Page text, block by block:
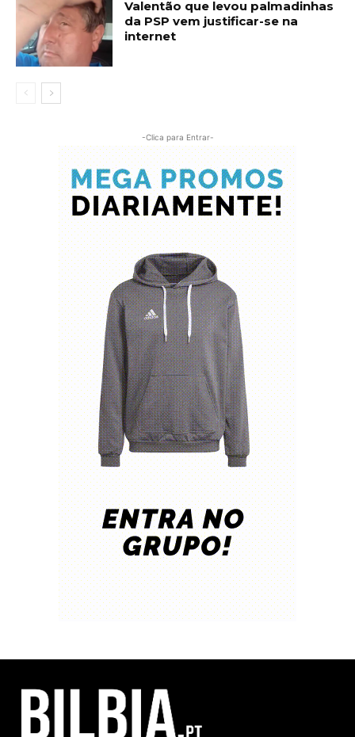
Valentão que levou palmadinhas
da PSP vem justificar-se na
internet
-Clica para Entrar-